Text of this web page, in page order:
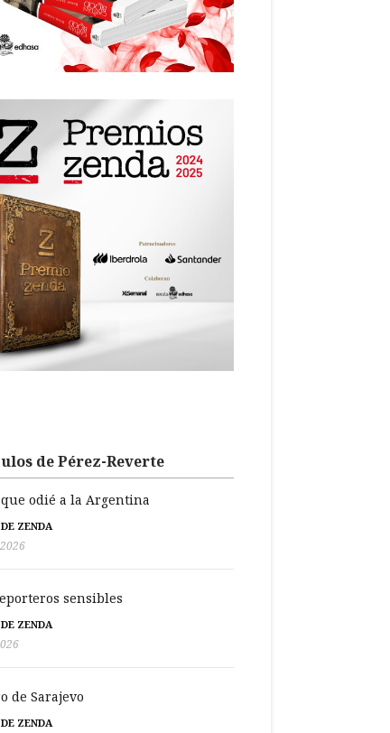
de Pérez-Reverte
odié a la Argentina
ZENDA
sensibles
ZENDA
de Sarajevo
ZENDA